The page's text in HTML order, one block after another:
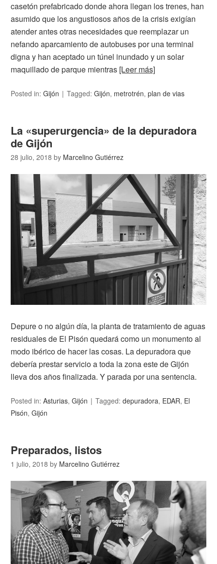
casetón prefabricado donde ahora llegan los trenes, han
asumido que los angustiosos años de la crisis exigían
atender antes otras necesidades que reemplazar un
nefando aparcamiento de autobuses por una terminal
digna y han aceptado un túnel inundado y un solar
maquillado de parque mientras [Leer más]
Posted in:Gijón Tagged:Gijón, metrotrén,plan de vias
La «superurgencia» de la depuradora
de Gijón
28 julio, 2018 by Marcelino Gutiérrez
Depure o no algún día, la planta de tratamiento de aguas
residuales de El Pisón quedará como un monumento al
modo ibérico de hacer las cosas. La depuradora que
debería prestar servicio a toda la zona este de Gijón
lleva dos años finalizada. Y parada por una sentencia.
Posted in:Asturias,Gijón Tagged:depuradora, EDAR, El
Pisón,Gijón
Preparados, listos
1 julio, 2018 by Marcelino Gutiérrez